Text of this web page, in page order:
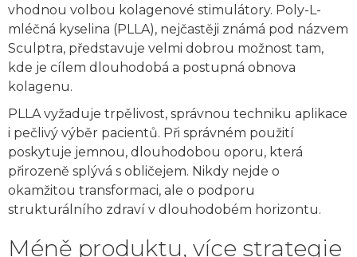
vhodnou volbou kolagenové stimulátory. Poly-L-
mléčná kyselina (PLLA), nejčastěji známá pod názvem
Sculptra, představuje velmi dobrou možnost tam,
kde je cílem dlouhodobá a postupná obnova
kolagenu.
PLLA vyžaduje trpělivost, správnou techniku aplikace
i pečlivý výběr pacientů. Při správném použití
poskytuje jemnou, dlouhodobou oporu, která
přirozeně splývá s obličejem. Nikdy nejde o
okamžitou transformaci, ale o podporu
strukturálního zdraví v dlouhodobém horizontu.
Méně produktu, více strategie